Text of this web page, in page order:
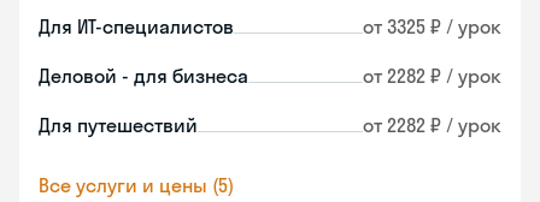
Для ИТ-специалистов от 3325 ₽ / урок
Деловой - для бизнеса от 2282 ₽ / урок
Для путешествий от 2282 ₽ / урок
Все услуги и цены (5)